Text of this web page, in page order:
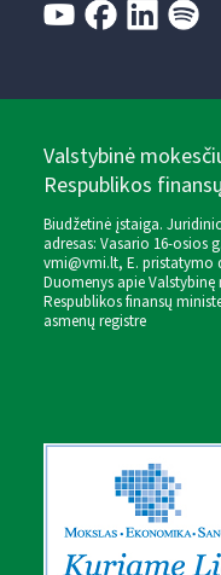
Valstybinė
Respublikos
Biudžetinė įstaiga.
adresas: Vasario 16-osios
vmi@vmi.lt, E. pristatymo
Duomenys apie
Respublikos finansų
asmenų registre